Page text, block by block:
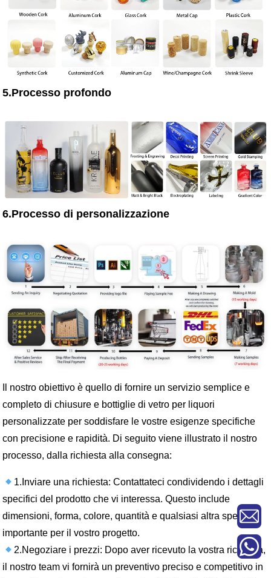
5.Processo profondo
6.Processo di personalizzazione
Il nostro obiettivo è quello di fornire un servizio semplice e
completo di chiusure e bottiglie di vetro per liquori
personalizzate per soddisfare le vostre esigenze specifiche
con precisione e rapidità. Di seguito viene illustrato il nostro
processo, dalla richiesta alla consegna:
1.Inviare una richiesta: Contattateci condividendo i dettagli
specifici del prodotto che vi interessa. Questo include
dimensioni, forma, colore, quantità e qualsiasi altra specifica
importante per il vostro progetto.
2.Negoziare i prezzi: Dopo aver ricevuto la vostra richiesta,
il nostro team vi fornirà un preventivo preciso e competitivo in